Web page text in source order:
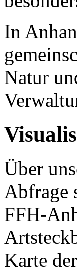
In
Natur
Über
Abfrage
FFH-
Karte